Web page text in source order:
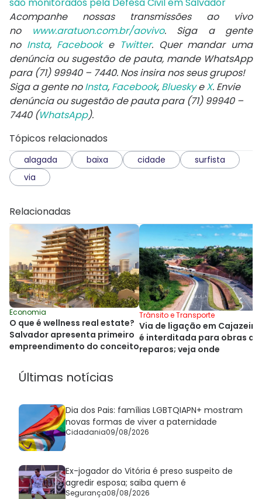
são monitorados pela Defesa Civil em Salvador
Acompanhe nossas transmissões ao vivo
no
www.aratuon.com.br/aovivo. Siga a gente
no Insta, Facebooke Twitter. Quer mandar uma
denúncia ou sugestão de pauta, mande WhatsApp
para (71) 99940 – 7440. Nos insira nos seus grupos!
Siga a gente noInsta, Facebook, BlueskyeX. Envie
denúncia ou sugestão de pauta para (71) 99940 –
7440 (WhatsApp).
Tópicos relacionados
alagada baixa cidade
surfista
via
Relacionadas
Economia
O que é wellness real estate?
Salvador apresenta primeiro
empreendimento do conceito
Trânsito e Transporte
Via de ligação em
é interditada para obras de
reparos; veja onde
Últimas notícias
Dia dos Pais: famílias LGBTQIAPN+ mostram
novas formas de viver a paternidade
Cidadania09/08/2026
Ex-jogador do Vitória é preso suspeito de
agredir esposa; saiba quem é
Segurança08/08/2026